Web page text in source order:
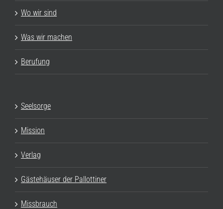
Wo wir sind
Was wir machen
Berufung
Seelsorge
Mission
Verlag
Gästehäuser der Pallottiner
Missbrauch